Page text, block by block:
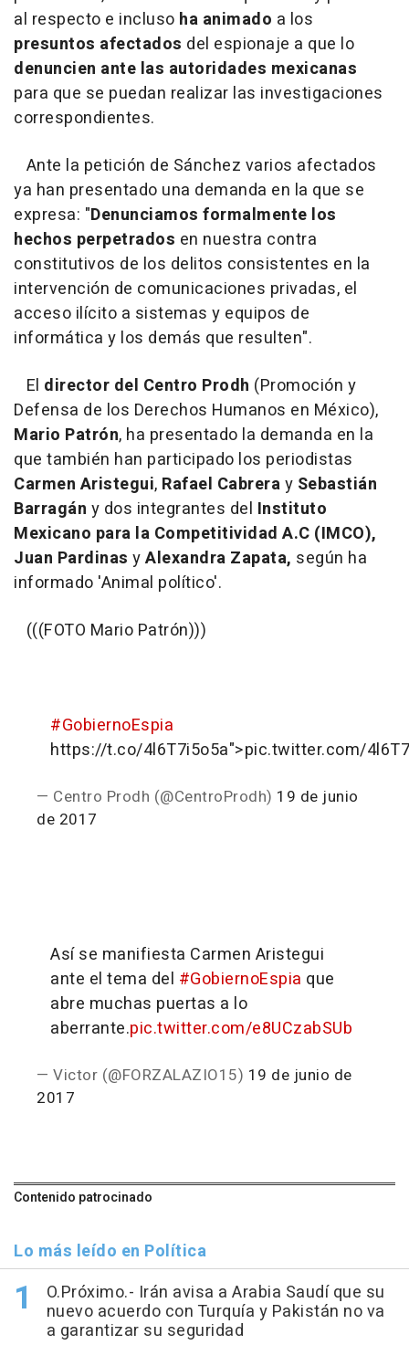
al respecto e incluso ha animado a los
presuntos afectados del espionaje a que lo
denuncien ante las autoridades mexicanas
para que se puedan realizar las investigaciones
correspondientes.
Ante la petición de Sánchez varios afectados
ya han presentado una demanda en la que se
expresa: "Denunciamos formalmente los
hechos perpetrados en nuestra contra
constitutivos de los delitos consistentes en la
intervención de comunicaciones privadas, el
acceso ilícito a sistemas y equipos de
informática y los demás que resulten".
El director del Centro Prodh (Promoción y
Defensa de los Derechos Humanos en México),
Mario Patrón, ha presentado la demanda en la
que también han participado los periodistas
Carmen Aristegui, Rafael Cabreray Sebastián
Barragán y dos integrantes del Instituto
Mexicano para la Competitividad A.C (IMCO),
Juan Pardinas yAlexandra Zapata, según ha
informado 'Animal político'.
(((FOTO Mario Patrón)))
#GobiernoEspia
https://t.co/4l6T7i5o5a">pic.twitter.com/
— Centro Prodh (@CentroProdh) 19 de junio
de 2017
Así se manifiesta Carmen Aristegui
ante el tema del #GobiernoEspia que
abre muchas puertas a lo
aberrante.pic.twitter.com/e8UCzabSUb
— Victor (@FORZALAZIO15) 19 de junio de
2017
Contenido patrocinado
Lo más leído en Política
O.Próximo.- Irán avisa a Arabia Saudí que su
nuevo acuerdo con Turquía y Pakistán no va
a garantizar su seguridad